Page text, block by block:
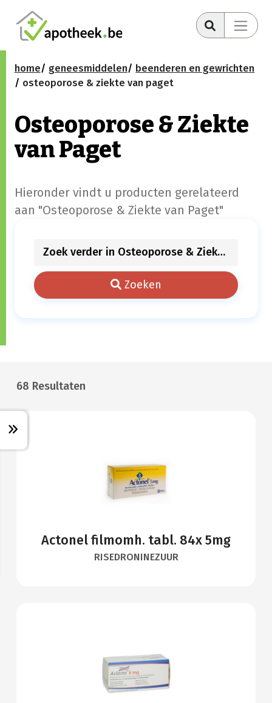
home geneesmiddelen
beenderen en gewrichten
osteoporose & ziekte van paget
Osteoporose & Ziekte
van Paget
Hieronder vindt u producten gerelateerd
aan "Osteoporose & Ziekte van Paget"
Zoeken
68 Resultaten
Actonel filmomh. tabl. 84x 5mg
RISEDRONINEZUUR